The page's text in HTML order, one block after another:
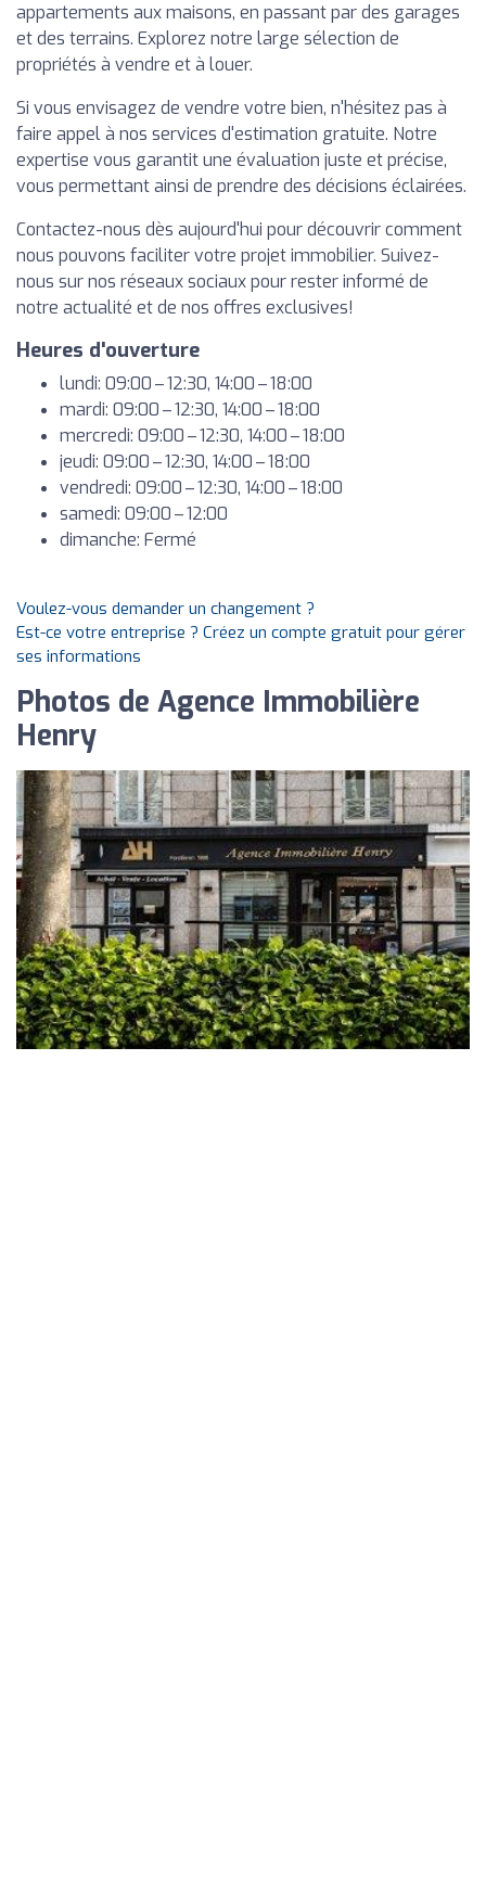
appartements aux maisons, en passant par des garages
et des terrains. Explorez notre large sélection de
propriétés à vendre et à louer.
Si vous envisagez de vendre votre bien, n'hésitez pas à
faire appel à nos services d'estimation gratuite. Notre
expertise vous garantit une évaluation juste et précise,
vous permettant ainsi de prendre des décisions éclairées.
Contactez-nous dès aujourd'hui pour découvrir comment
nous pouvons faciliter votre projet immobilier. Suivez-
nous sur nos réseaux sociaux pour rester informé de
notre actualité et de nos offres exclusives!
Heures d'ouverture
lundi: 09:00 – 12:30, 14:00 – 18:00
mardi: 09:00 – 12:30, 14:00 – 18:00
mercredi: 09:00 – 12:30, 14:00 – 18:00
jeudi: 09:00 – 12:30, 14:00 – 18:00
vendredi: 09:00 – 12:30, 14:00 – 18:00
samedi: 09:00 – 12:00
dimanche: Fermé
Voulez-vous demander un changement ?
Est-ce votre entreprise ? Créez un compte gratuit pour gérer
ses informations
Photos de Agence Immobilière
Henry